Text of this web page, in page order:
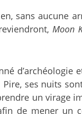
sans aucune
Moon
ses nuits
un
de mener